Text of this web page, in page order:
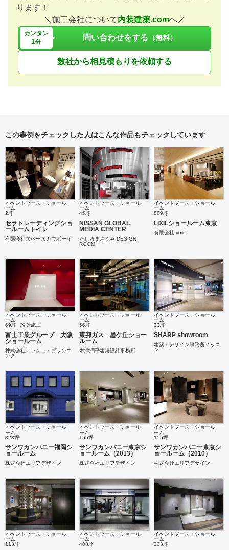
ります！
＼施工会社について内装建築.comへ／
カンタン
1分 問い合わせをする （無料）
数社から相見積もりを依頼する
この事例をチェックした人はこんな作品もチェックしています
イベントブース・ショール
ーム
2坪
セラトレーディングショ
ールームトイレ
有限会社スペースカウボーイ
イベントブース・ショール
ーム
45坪
NISSAN GLOBAL
MEDIA CENTER
たしろまさふみ DESIGN
ROOM
イベントブース・ショール
ーム
809坪
LIXILショールーム東京
有限会社 void
イベントブース・ショール
ーム
69坪
設計施工
富士工業グループ 大阪
ショールーム
株式会社アッシュ・プランニ
ング
イベントブース・ショール
ーム
56坪
東邦ガス 星ケ丘ショー
ルーム
木津潤平建築設計事務所
イベントブース・ショール
ーム
33坪
SHARP showroom
建築＋デザイン事務所イッス
ン
イベントブース・ショール
ーム
328坪
サンワカンパニー福岡シ
ョールーム
株式会社エリアデザイン
イベントブース・ショール
ーム
155坪
サンワカンパニー東京シ
ョールーム（2013）
株式会社エリアデザイン
イベントブース・ショール
ーム
155坪
サンワカンパニー東京シ
ョールーム（2010）
株式会社エリアデザイン
イベントブース・ショール
ーム
113坪
イベントブース・ショール
ーム
408坪
イベントブース・ショール
ーム
233坪